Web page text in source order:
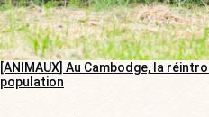
[ANIMAUX] Au Cambodge, la
population